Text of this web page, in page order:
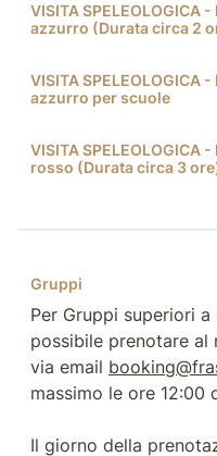
VISITA SPELEOLOGICA
azzurro (Durata circa 2
VISITA SPELEOLOGICA
azzurro per scuole
VISITA SPELEOLOGICA
rosso (Durata circa 3
Gruppi
Per Gruppi superiori
possibile prenotare al
via email
massimo le ore 12:00
Il giorno della